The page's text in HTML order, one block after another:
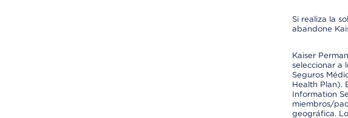
Si realiza la
abandone
Kaiser
seleccionar a
Seguros
Health Plan).
Information
miembros/
geográfica.